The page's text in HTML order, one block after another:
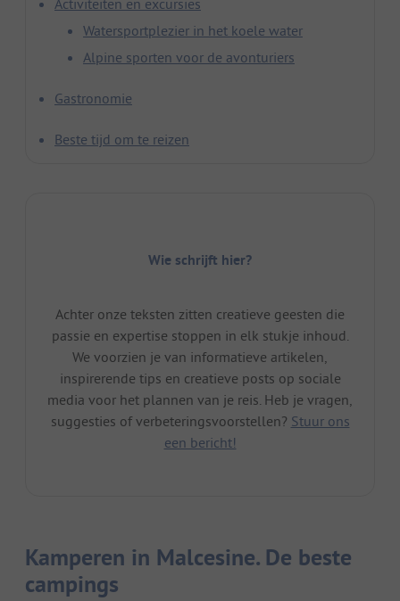
Activiteiten en excursies
Watersportplezier in het koele water
Alpine sporten voor de avonturiers
Gastronomie
Beste tijd om te reizen
Wie schrijft hier?
Achter onze teksten zitten creatieve geesten die
passie en expertise stoppen in elk stukje inhoud.
We voorzien je van informatieve artikelen,
inspirerende tips en creatieve posts op sociale
media voor het plannen van je reis. Heb je vragen,
suggesties of verbeteringsvoorstellen? Stuur ons
een bericht!
Kamperen in Malcesine. De beste
campings